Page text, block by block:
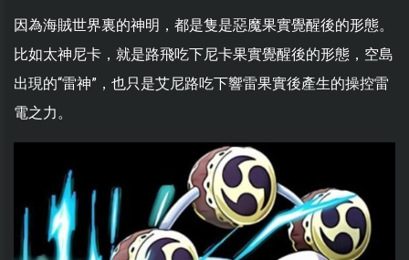
因為海賊世界裏的神明，都是隻是惡魔果實覺醒後的形態。
比如太神尼卡，就是路飛吃下尼卡果實覺醒後的形態，空島
出現的“雷神”，也只是艾尼路吃下響雷果實後產生的操控雷
電之力。